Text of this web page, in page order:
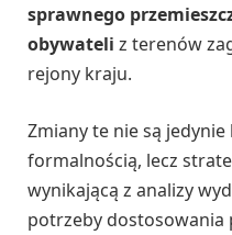
sprawnego
obywateli z terenów
rejony kraju.
Zmiany te nie są
formalnością, lecz
wynikającą z analizy
potrzeby dostosowania